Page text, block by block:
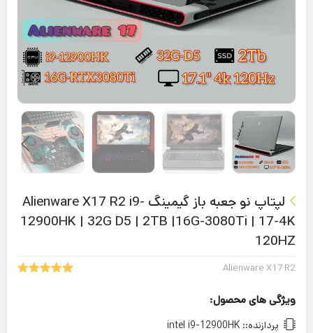
لپتاپ نو جعبه باز گیمینگ Alienware X17 R2 i9-
12900HK | 32G D5 | 2TB |16G-3080Ti | 17-4K
120HZ
Alienware X17 R2
ویژگی های محصول:
پردازنده:: intel i9-12900HK